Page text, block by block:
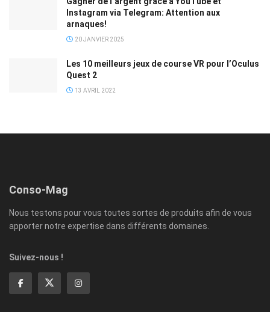
Instagram via Telegram: Attention aux
arnaques!
20 JANVIER 2025
Les 10 meilleurs jeux de course VR pour l’Oculus
Quest 2
13 AVRIL 2022
Conso-Mag
Nous testons pour vous toutes sortes de produits afin de vous
apporter notre expertise dans différents domaines.
Suivez-nous !